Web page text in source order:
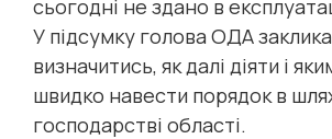
сьогодні не здано в
У підсумку голова ОДА
визначитись, як далі діяти і
швидко навести порядок в
господарстві області.